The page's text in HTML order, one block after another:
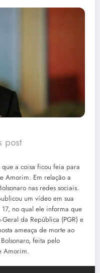
post
que a coisa ficou feia para
Amorim. Em relação a
nas redes sociais.
um vídeo em sua
17, no qual ele informa que
da República (PGR) e
ameaça de morte ao
feita pelo
Amorim.